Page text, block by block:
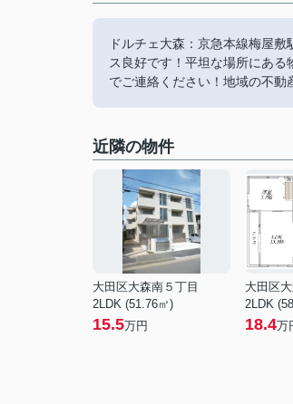
ドルチェ大森：京急本線梅屋
ス良好です！平坦な場所にあ
でご連絡ください！地域の不
近隣の物件
大田区大森南５丁目
2LDK (51.76㎡)
15.5万円
大田区
2LDK
18.4万